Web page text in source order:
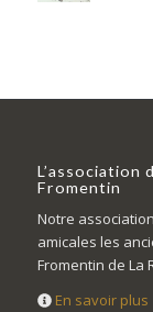
L’association
Fromentin
Notre
amicales les
Fromentin de La
En savoir plus